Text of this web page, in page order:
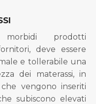
prodotti
deve essere
e tollerabile una
dei materassi, in
vengono inseriti
subiscono elevati